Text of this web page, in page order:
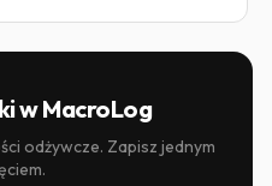
w MacroLog
odżywcze. Zapisz jednym